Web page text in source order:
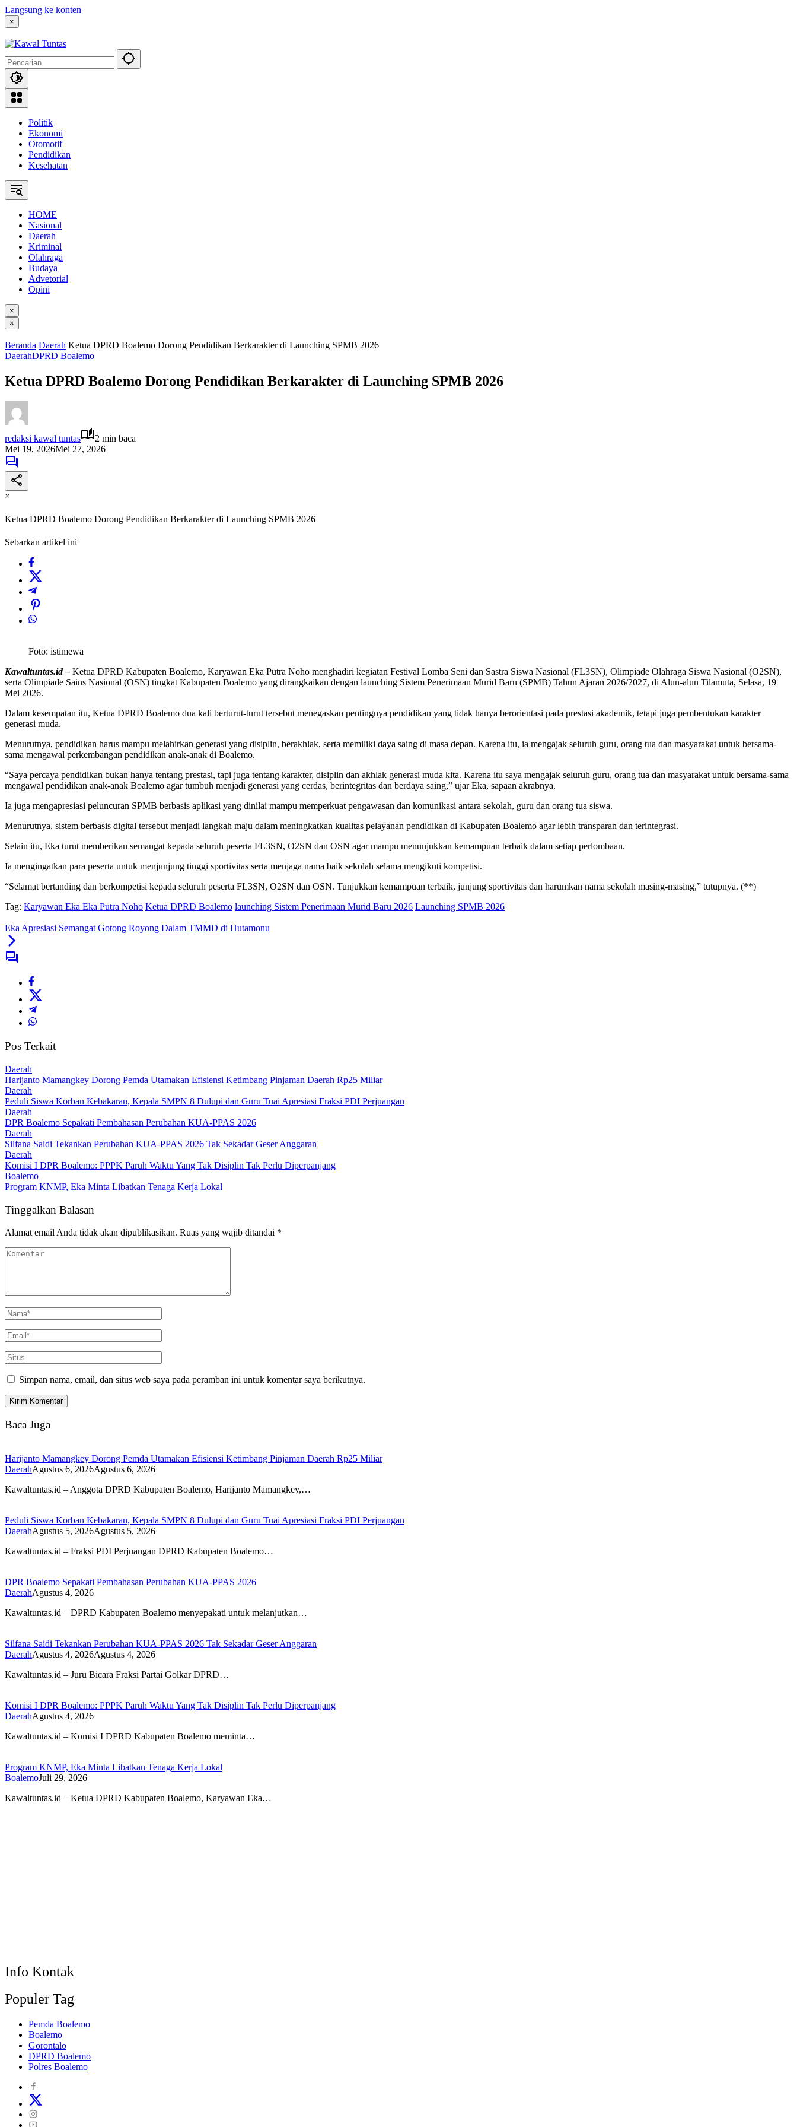
Langsung ke konten
×
Politik
Ekonomi
Otomotif
Pendidikan
Kesehatan
HOME
Nasional
Daerah
Kriminal
Olahraga
Budaya
Advetorial
Opini
×
×
Beranda Daerah Ketua DPRD Boalemo Dorong Pendidikan Berkarakter di Launching SPMB 2026
DaerahDPRD Boalemo
Ketua DPRD Boalemo Dorong Pendidikan Berkarakter di Launching SPMB 2026
redaksi kawal tuntas
2 min baca
Mei 19, 2026Mei 27, 2026
×
Ketua DPRD Boalemo Dorong Pendidikan Berkarakter di Launching SPMB 2026
Sebarkan artikel ini
Foto: istimewa
Kawaltuntas.id – Ketua DPRD Kabupaten Boalemo, Karyawan Eka Putra Noho menghadiri kegiatan Festival Lomba Seni dan Sastra Siswa Nasional (FL3SN), Olimpiade Olahraga Siswa Nasional (O2SN),
serta Olimpiade Sains Nasional (OSN) tingkat Kabupaten Boalemo yang dirangkaikan dengan launching Sistem Penerimaan Murid Baru (SPMB) Tahun Ajaran 2026/2027, di Alun-alun Tilamuta, Selasa, 19
Mei 2026.
Dalam kesempatan itu, Ketua DPRD Boalemo dua kali berturut-turut tersebut menegaskan pentingnya pendidikan yang tidak hanya berorientasi pada prestasi akademik, tetapi juga pembentukan karakter
generasi muda.
Menurutnya, pendidikan harus mampu melahirkan generasi yang disiplin, berakhlak, serta memiliki daya saing di masa depan. Karena itu, ia mengajak seluruh guru, orang tua dan masyarakat untuk bersama-
sama mengawal perkembangan pendidikan anak-anak di Boalemo.
“Saya percaya pendidikan bukan hanya tentang prestasi, tapi juga tentang karakter, disiplin dan akhlak generasi muda kita. Karena itu saya mengajak seluruh guru, orang tua dan masyarakat untuk bersama-sama
mengawal pendidikan anak-anak Boalemo agar tumbuh menjadi generasi yang cerdas, berintegritas dan berdaya saing,” ujar Eka, sapaan akrabnya.
Ia juga mengapresiasi peluncuran SPMB berbasis aplikasi yang dinilai mampu memperkuat pengawasan dan komunikasi antara sekolah, guru dan orang tua siswa.
Menurutnya, sistem berbasis digital tersebut menjadi langkah maju dalam meningkatkan kualitas pelayanan pendidikan di Kabupaten Boalemo agar lebih transparan dan terintegrasi.
Selain itu, Eka turut memberikan semangat kepada seluruh peserta FL3SN, O2SN dan OSN agar mampu menunjukkan kemampuan terbaik dalam setiap perlombaan.
Ia mengingatkan para peserta untuk menjunjung tinggi sportivitas serta menjaga nama baik sekolah selama mengikuti kompetisi.
“Selamat bertanding dan berkompetisi kepada seluruh peserta FL3SN, O2SN dan OSN. Tunjukkan kemampuan terbaik, junjung sportivitas dan harumkan nama sekolah masing-masing,” tutupnya. (**)
Tag: Karyawan Eka Eka Putra Noho Ketua DPRD Boalemo launching Sistem Penerimaan Murid Baru 2026 Launching SPMB 2026
Eka Apresiasi Semangat Gotong Royong Dalam TMMD di Hutamonu
Pos Terkait
Daerah
Harijanto Mamangkey Dorong Pemda Utamakan Efisiensi Ketimbang Pinjaman Daerah Rp25 Miliar
Daerah
Peduli Siswa Korban Kebakaran, Kepala SMPN 8 Dulupi dan Guru Tuai Apresiasi Fraksi PDI Perjuangan
Daerah
DPR Boalemo Sepakati Pembahasan Perubahan KUA-PPAS 2026
Daerah
Silfana Saidi Tekankan Perubahan KUA-PPAS 2026 Tak Sekadar Geser Anggaran
Daerah
Komisi I DPR Boalemo: PPPK Paruh Waktu Yang Tak Disiplin Tak Perlu Diperpanjang
Boalemo
Program KNMP, Eka Minta Libatkan Tenaga Kerja Lokal
Tinggalkan Balasan
Alamat email Anda tidak akan dipublikasikan. Ruas yang wajib ditandai *
Simpan nama, email, dan situs web saya pada peramban ini untuk komentar saya berikutnya.
Baca Juga
Harijanto Mamangkey Dorong Pemda Utamakan Efisiensi Ketimbang Pinjaman Daerah Rp25 Miliar
DaerahAgustus 6, 2026Agustus 6, 2026
Kawaltuntas.id – Anggota DPRD Kabupaten Boalemo, Harijanto Mamangkey,…
Peduli Siswa Korban Kebakaran, Kepala SMPN 8 Dulupi dan Guru Tuai Apresiasi Fraksi PDI Perjuangan
DaerahAgustus 5, 2026Agustus 5, 2026
Kawaltuntas.id – Fraksi PDI Perjuangan DPRD Kabupaten Boalemo…
DPR Boalemo Sepakati Pembahasan Perubahan KUA-PPAS 2026
DaerahAgustus 4, 2026
Kawaltuntas.id – DPRD Kabupaten Boalemo menyepakati untuk melanjutkan…
Silfana Saidi Tekankan Perubahan KUA-PPAS 2026 Tak Sekadar Geser Anggaran
DaerahAgustus 4, 2026Agustus 4, 2026
Kawaltuntas.id – Juru Bicara Fraksi Partai Golkar DPRD…
Komisi I DPR Boalemo: PPPK Paruh Waktu Yang Tak Disiplin Tak Perlu Diperpanjang
DaerahAgustus 4, 2026
Kawaltuntas.id – Komisi I DPRD Kabupaten Boalemo meminta…
Program KNMP, Eka Minta Libatkan Tenaga Kerja Lokal
BoalemoJuli 29, 2026
Kawaltuntas.id – Ketua DPRD Kabupaten Boalemo, Karyawan Eka…
Info Kontak
Populer Tag
Pemda Boalemo
Boalemo
Gorontalo
DPRD Boalemo
Polres Boalemo